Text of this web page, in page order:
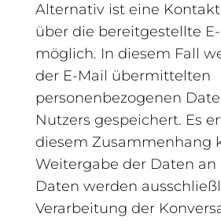
Alternativ ist eine
über die bereitgestellte
möglich. In diesem Fall
der E-Mail übermittelten
personenbezogenen
Nutzers gespeichert. Es
diesem Zusammenhang
Weitergabe der Daten an
Daten werden
Verarbeitung der